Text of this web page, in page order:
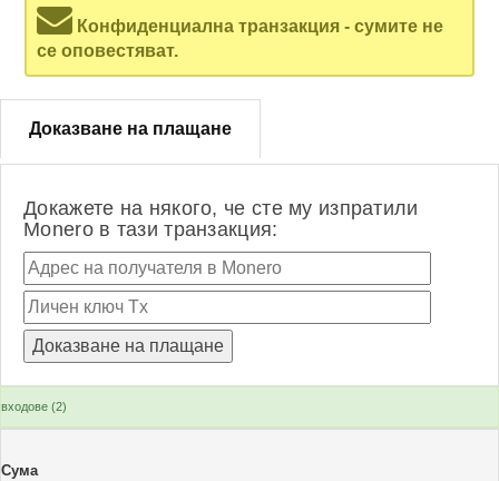
Конфиденциална транзакция - сумите не
се оповестяват.
Доказване на плащане
Докажете на някого, че сте му изпратили
Monero в тази транзакция:
входове (2)
Сума